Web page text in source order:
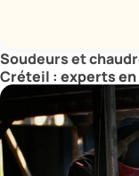
Soudeurs et
Créteil : experts en